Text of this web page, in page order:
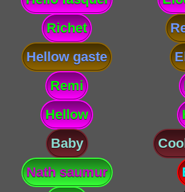
Richet
Hellow gaste
Remi
Hellow
Baby
Nath saumur